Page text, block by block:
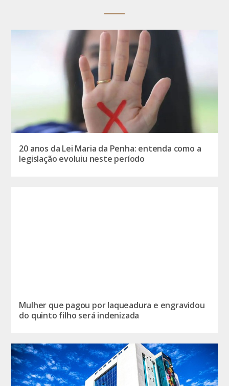
20 anos da Lei Maria da Penha: entenda como a
legislação evoluiu neste período
Mulher que pagou por laqueadura e engravidou
do quinto filho será indenizada